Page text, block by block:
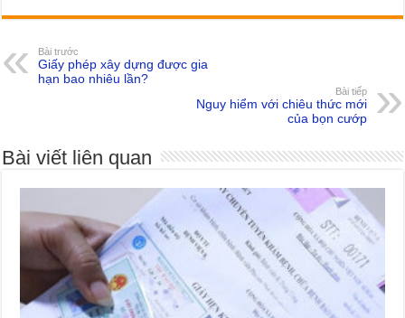
Bài trước
Giấy phép xây dựng được gia
hạn bao nhiêu lần?
Bài tiếp
Nguy hiểm với chiêu thức mới
của bọn cướp
Bài viết liên quan